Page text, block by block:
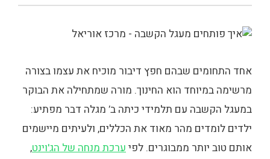
אחד התחומים שבהם חפץ דיבור מוכיח את עצמו בצורה
מרשימה במיוחד הוא החינוך. מורה שמתחילה את הבוקר
במעגל הקשבה עם תלמידי כיתה ב′ מגלה דבר מפתיע:
ילדים לומדים מהר מאוד את הכללים, ולעיתים מיישמים
אותם טוב יותר ממבוגרים. לפיערכת מנחה של הג'וינט,